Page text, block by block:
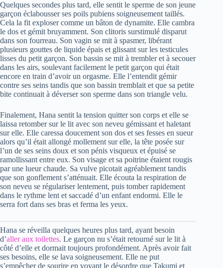
Quelques secondes plus tard, elle sentit le sperme de son jeune
garçon éclabousser ses poils pubiens soigneusement taillés.
Cela la fit exploser comme un bâton de dynamite. Elle cambra
le dos et gémit bruyamment. Son clitoris surstimulé disparut
dans son fourreau. Son vagin se mit à spasmer, libérant
plusieurs gouttes de liquide épais et glissant sur les testicules
lisses du petit garçon. Son bassin se mit à trembler et à secouer
dans les airs, soulevant facilement le petit garçon qui était
encore en train d’avoir un orgasme. Elle l’entendit gémir
contre ses seins tandis que son bassin tremblait et que sa petite
bite continuait à déverser son sperme dans son triangle velu.
Finalement, Hana sentit la tension quitter son corps et elle se
laissa retomber sur le lit avec son neveu gémissant et haletant
sur elle. Elle caressa doucement son dos et ses fesses en sueur
alors qu’il était allongé mollement sur elle, la tête posée sur
l’un de ses seins doux et son pénis visqueux et épuisé se
ramollissant entre eux. Son visage et sa poitrine étaient rougis
par une lueur chaude. Sa vulve picotait agréablement tandis
que son gonflement s’atténuait. Elle écouta la respiration de
son neveu se régulariser lentement, puis tomber rapidement
dans le rythme lent et saccadé d’un enfant endormi. Elle le
serra fort dans ses bras et ferma les yeux.
Hana se réveilla quelques heures plus tard, ayant besoin
d’aller aux toilettes. Le garçon nu s’était retourné sur le lit à
côté d’elle et dormait toujours profondément. Après avoir fait
ses besoins, elle se lava soigneusement. Elle ne put
s’empêcher de sourire en voyant le désordre que Takumi et